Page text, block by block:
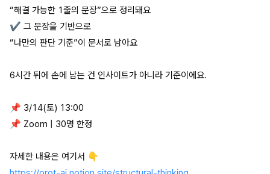
“해결 가능한 1줄의 문장”으로 정리돼요
✔ 그 문장을 기반으로
“나만의 판단 기준”이 문서로 남아요
6시간 뒤에 손에 남는 건 인사이트가 아니라 기준이에요.
📌 3/14(토) 13:00
📌 Zoom | 30명 한정
자세한 내용은 여기서 👇